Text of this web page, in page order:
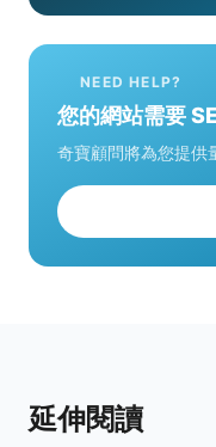
NEED HELP?
您的網站需要
奇寶顧問將為您提供
延伸閱讀